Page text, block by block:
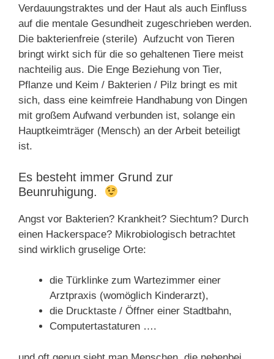
Verdauungstraktes und der Haut als auch Einfluss
auf die mentale Gesundheit zugeschrieben werden.
Die bakterienfreie (sterile) Aufzucht von Tieren
bringt wirkt sich für die so gehaltenen Tiere meist
nachteilig aus. Die Enge Beziehung von Tier,
Pflanze und Keim / Bakterien / Pilz bringt es mit
sich, dass eine keimfreie Handhabung von Dingen
mit großem Aufwand verbunden ist, solange ein
Hauptkeimträger (Mensch) an der Arbeit beteiligt
ist.
Es besteht immer Grund zur
Beunruhigung.
Angst vor Bakterien? Krankheit? Siechtum? Durch
einen Hackerspace? Mikrobiologisch betrachtet
sind wirklich gruselige Orte:
die Türklinke zum Wartezimmer einer
Arztpraxis (womöglich Kinderarzt),
die Drucktaste / Öffner einer Stadtbahn,
Computertastaturen ….